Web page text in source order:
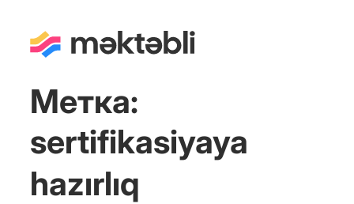
Метка:
sertifikasiyaya
hazırlıq